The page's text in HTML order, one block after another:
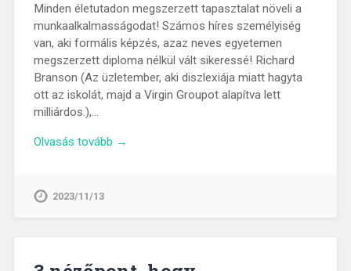
Minden életutadon megszerzett tapasztalat növeli a
munkaalkalmasságodat! Számos híres személyiség
van, aki formális képzés, azaz neves egyetemen
megszerzett diploma nélkül vált sikeressé! Richard
Branson (Az üzletember, aki diszlexiája miatt hagyta
ott az iskolát, majd a Virgin Groupot alapítva lett
milliárdos.),…
Olvasás tovább →
2023/11/13